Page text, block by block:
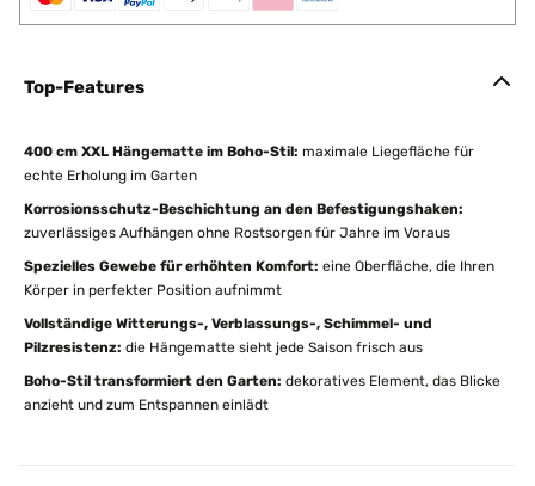
Top-Features
400 cm XXL Hängematte im Boho-Stil: maximale Liegefläche für
echte Erholung im Garten
Korrosionsschutz-Beschichtung an den Befestigungshaken:
zuverlässiges Aufhängen ohne Rostsorgen für Jahre im Voraus
Spezielles Gewebe für erhöhten Komfort: eine Oberfläche, die Ihren
Körper in perfekter Position aufnimmt
Vollständige Witterungs-, Verblassungs-, Schimmel- und
Pilzresistenz: die Hängematte sieht jede Saison frisch aus
Boho-Stil transformiert den Garten: dekoratives Element, das Blicke
anzieht und zum Entspannen einlädt